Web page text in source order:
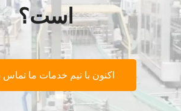
است؟
اکنون با تیم خدمات ما تماس